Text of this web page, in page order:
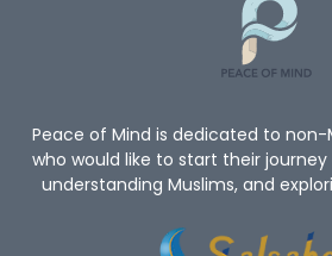
Peace of Mind is dedicated to non-
who would like to start their
understanding Muslims, and